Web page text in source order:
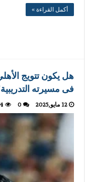
أكمل القراءة »
هل يكون تتويج
فى مسيرته
12 مايو,2025 0